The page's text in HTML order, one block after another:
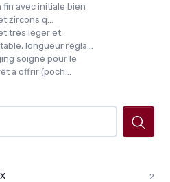
fin avec initiale bien
zircons q...
très léger et
longueur régla...
soigné pour le
à offrir (poch...
2